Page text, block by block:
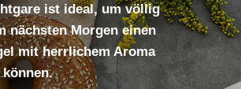
ist ideal, um völlig
nächsten Morgen einen
mit herrlichem Aroma